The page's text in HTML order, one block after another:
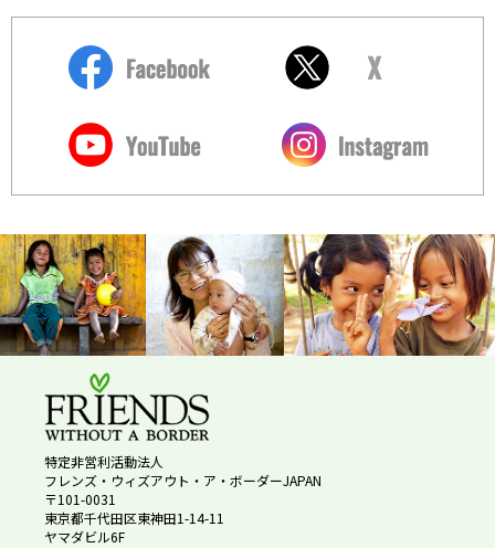
特定非営利活動法人
フレンズ・ウィズアウト・ア・ボーダーJAPAN
〒101-0031
東京都千代田区東神田1-14-11
ヤマダビル6F